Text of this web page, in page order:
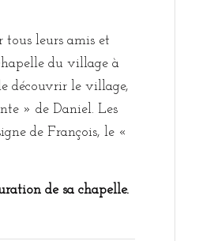
tous leurs amis et
du village à
découvrir le village,
» de Daniel. Les
de François, le «
de sa chapelle.